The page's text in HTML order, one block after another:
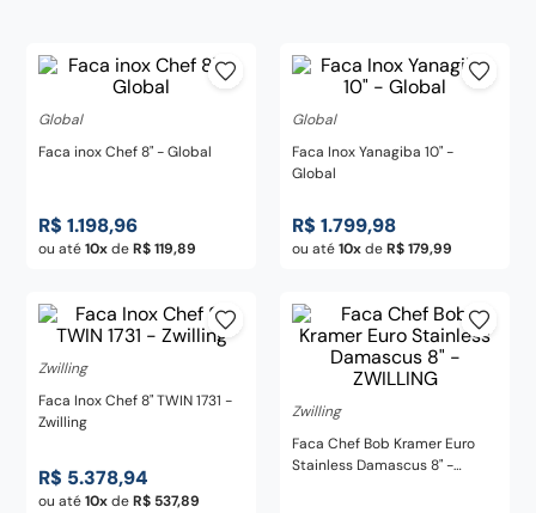
Global
Faca inox Chef 8" - Global
R$ 1.198,96
ou até10 deR$ 119,89
Global
Faca Inox Yanagiba 10" -
Global
R$ 1.799,98
ou até10 deR$ 179,99
Zwilling
Faca Inox Chef 8" TWIN 1731 -
Zwilling
R$ 5.378,94
ou até10 deR$ 537,89
Zwilling
Faca Chef Bob Kramer Euro
Stainless Damascus 8" -
chaira